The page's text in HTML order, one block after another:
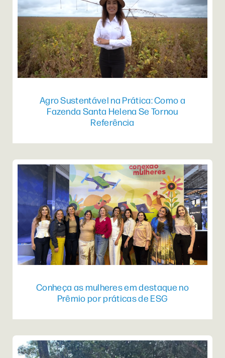
Agro Sustentável na Prática: Como a
Fazenda Santa Helena Se Tornou
Referência
Conheça as mulheres em destaque no
Prêmio por práticas de ESG